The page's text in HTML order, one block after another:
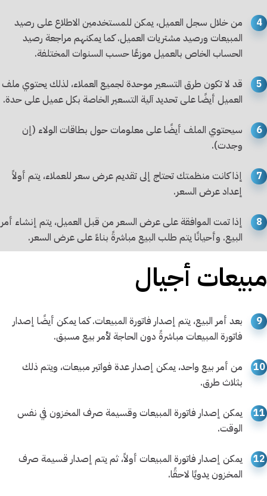
4
من خلال سجل العميل، يمكن للمستخدمين الاطلاع على رصيد
المبيعات ورصيد مشتريات العميل. كما يمكنهم مراجعة رصيد
الحساب الخاص بالعميل موزعًا حسب السنوات المختلفة.
5
قد لا تكون طرق التسعير موحدة لجميع العملاء، لذلك يحتوي ملف
العميل أيضًا على تحديد آلية التسعير الخاصة بكل عميل على حدة.
6
سيحتوي الملف أيضًا على معلومات حول بطاقات الولاء (إن
وجدت).
7
إذا كانت منظمتك تحتاج إلى تقديم عرض سعر للعملاء، يتم أولاً
إعداد عرض السعر.
8
إذا تمت الموافقة على عرض السعر من قبل العميل، يتم إنشاء أمر
البيع. وأحيانًا يتم طلب البيع مباشرةً بناءً على عرض السعر.
مبيعات أجيال
9
بعد أمر البيع، يتم إصدار فاتورة المبيعات. كما يمكن أيضًا إصدار
فاتورة المبيعات مباشرةً دون الحاجة لأمر بيع مسبق.
10
من أمر بيع واحد، يمكن إصدار عدة فواتير مبيعات، ويتم ذلك
بثلاث طرق.
11
يمكن إصدار فاتورة المبيعات وقسيمة صرف المخزون في نفس
الوقت.
12
يمكن إصدار فاتورة المبيعات أولاً، ثم يتم إصدار قسيمة صرف
المخزون يدويًا لاحقًا.